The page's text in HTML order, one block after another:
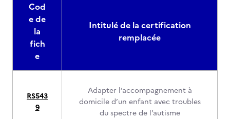
Cod
e de
la
fich
e
Intitulé de la certification
remplacée
RS543
9
Adapter l’accompagnement à
domicile d’un enfant avec troubles
du spectre de l’autisme